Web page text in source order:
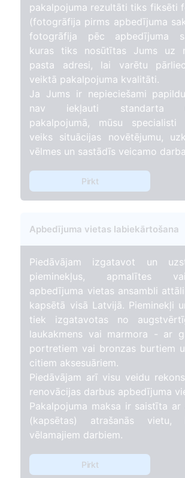
pakalpojuma rezultāti tiks fiksēti
(fotogrāfija pirms apbedījuma
fotogrāfija pēc apbedījuma
kuras tiks nosūtītas Jums uz
pasta adresi, lai varētu
veiktā pakalpojuma kvalitāti.
Ja Jums ir nepieciešami
nav iekļauti standarta
pakalpojumā, mūsu specialisti
veiks situācijas novētējumu,
vēlmes un sastādīs veicamo
Pirkt
Apbedījuma vietas labiekārtošana
Piedāvājam izgatavot un
pieminekļus, apmalītes
apbedījuma vietas ansambli
kapsētā visā Latvijā. Pieminekļi
tiek izgatavotas no
laukakmens vai marmora - ar
portretiem vai bronzas burtiem
citiem aksesuāriem.
Piedāvājam arī visu veidu
renovācijas darbus apbedījuma
Pakalpojuma maksa ir saistīta ar
(kapsētas) atrašanās vietu,
vēlamajiem darbiem.
Pirkt